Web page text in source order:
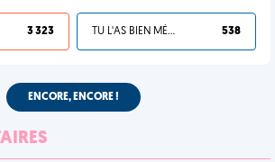
3 323 TU L'AS BIEN MÉRITÉ 538
ENCORE, ENCORE !